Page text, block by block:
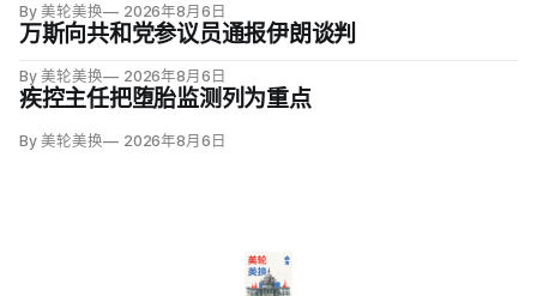
By 美轮美换 2026年8月6日
万斯向共和党参议员通报伊朗谈判
By 美轮美换 2026年8月6日
疾控主任把堕胎监测列为重点
By 美轮美换 2026年8月6日